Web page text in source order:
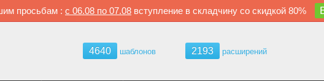
просьбам : с 06.08 по 07.08 вступление в складчину со скидкой 80%
4640 шаблонов 2193 расширений